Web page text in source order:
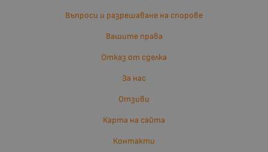
Въпроси и разрешаване на спорове
Вашите права
Отказ от сделка
За нас
Отзиви
Карта на сайта
Контакти